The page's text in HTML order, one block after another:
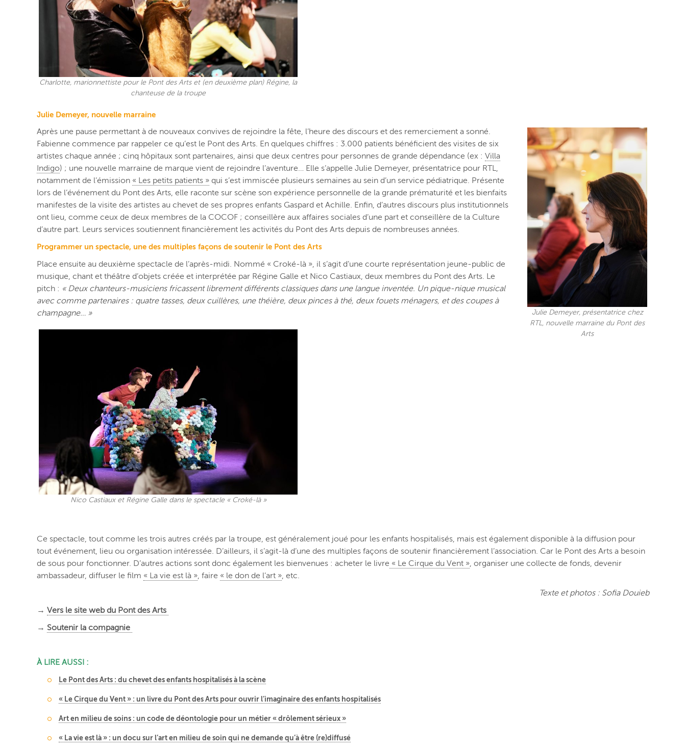
Charlotte, marionnettiste pour le Pont des Arts et (en deuxième plan) Régine, la
chanteuse de la troupe
Julie Demeyer, nouvelle marraine
Julie Demeyer, présentatrice chez
RTL, nouvelle marraine du Pont des
Arts
Après une pause permettant à de nouveaux convives de rejoindre la fête, l’heure des discours et des remerciement a sonné.
Fabienne commence par rappeler ce qu’est le Pont des Arts. En quelques chiffres : 3.000 patients bénéficient des visites de six
artistes chaque année ; cinq hôpitaux sont partenaires, ainsi que deux centres pour personnes de grande dépendance (ex : Villa
Indigo) ; une nouvelle marraine de marque vient de rejoindre l’aventure… Elle s’appelle Julie Demeyer, présentatrice pour RTL,
notamment de l’émission « Les petits patients » qui s’est immiscée plusieurs semaines au sein d’un service pédiatrique. Présente
lors de l’événement du Pont des Arts, elle raconte sur scène son expérience personnelle de la grande prématurité et les bienfaits
manifestes de la visite des artistes au chevet de ses propres enfants Gaspard et Achille. Enfin, d’autres discours plus institutionnels
ont lieu, comme ceux de deux membres de la COCOF ; conseillère aux affaires sociales d’une part et conseillère de la Culture
d’autre part. Leurs services soutiennent financièrement les activités du Pont des Arts depuis de nombreuses années.
Programmer un spectacle, une des multiples façons de soutenir le Pont des Arts
Place ensuite au deuxième spectacle de l’après-midi. Nommé « Croké-là », il s’agit d’une courte représentation jeune-public de
musique, chant et théâtre d’objets créée et interprétée par Régine Galle et Nico Castiaux, deux membres du Pont des Arts. Le
pitch : « Deux chanteurs-musiciens fricassent librement différents classiques dans une langue inventée. Un pique-nique musical
avec comme partenaires : quatre tasses, deux cuillères, une théière, deux pinces à thé, deux fouets ménagers, et des coupes à
champagne… »
Nico Castiaux et Régine Galle dans le spectacle « Croké-là »
Ce spectacle, tout comme les trois autres créés par la troupe, est généralement joué pour les enfants hospitalisés, mais est également disponible à la diffusion pour
tout événement, lieu ou organisation intéressée. D’ailleurs, il s’agit-là d’une des multiples façons de soutenir financièrement l’association. Car le Pont des Arts a besoin
de sous pour fonctionner. D’autres actions sont donc également les bienvenues : acheter le livre « Le Cirque du Vent » , organiser une collecte de fonds, devenir
ambassadeur, diffuser le film « La vie est là » , faire « le don de l’art » , etc.
Texte et photos : Sofia Douieb
→ Vers le site web du Pont des Arts
→ Soutenir la compagnie
À LIRE AUSSI :
Le Pont des Arts : du chevet des enfants hospitalisés à la scène
« Le Cirque du Vent » : un livre du Pont des Arts pour ouvrir l’imaginaire des enfants hospitalisés
Art en milieu de soins : un code de déontologie pour un métier « drôlement sérieux »
« La vie est là » : un docu sur l’art en milieu de soin qui ne demande qu’à être (re)diffusé